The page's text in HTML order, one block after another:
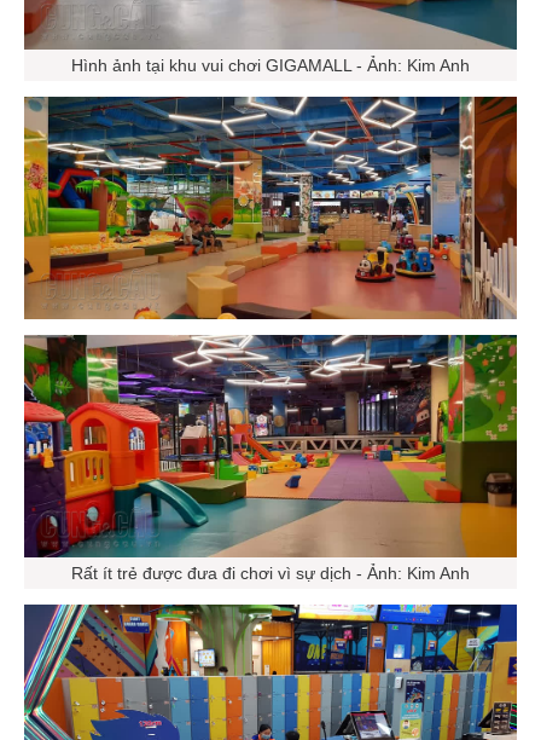
Hình ảnh tại khu vui chơi GIGAMALL - Ảnh: Kim Anh
Rất ít trẻ được đưa đi chơi vì sự dịch - Ảnh: Kim Anh